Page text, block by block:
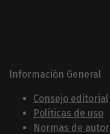
Información General
Consejo editorial
Políticas de uso
Normas de autor